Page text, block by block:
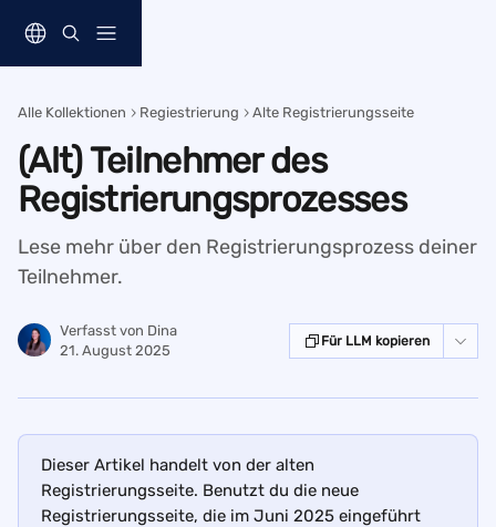
Alle Kollektionen Regiestrierung Alte Registrierungsseite
(Alt) Teilnehmer des
Registrierungsprozesses
Lese mehr über den Registrierungsprozess deiner
Teilnehmer.
Verfasst von Dina
21. August 2025
Für LLM kopieren
Dieser Artikel handelt von der alten
Registrierungsseite. Benutzt du die neue
Registrierungsseite, die im Juni 2025 eingeführt